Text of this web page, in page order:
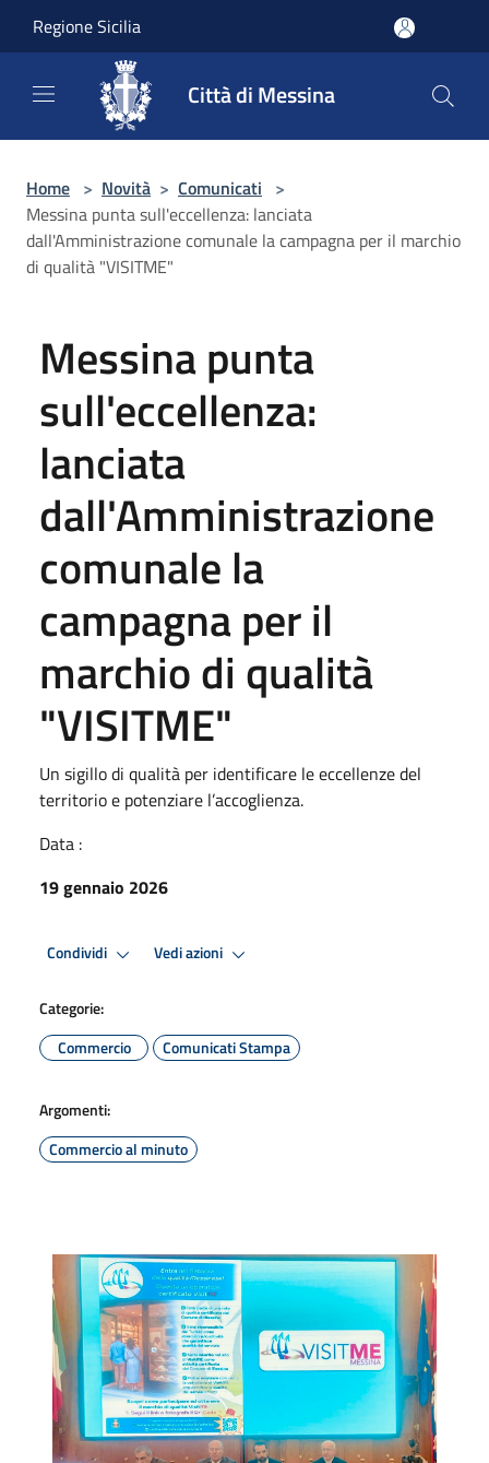
Regione Sicilia
Città di Messina
Home > Novità > Comunicati >
Messina punta sull'eccellenza: lanciata
dall'Amministrazione comunale la campagna per il marchio
di qualità "VISITME"
Messina punta
sull'eccellenza:
lanciata
dall'Amministrazione
comunale la
campagna per il
marchio di qualità
"VISITME"
Un sigillo di qualità per identificare le eccellenze del
territorio e potenziare l’accoglienza.
Data :
19 gennaio 2026
Condividi Vedi azioni
Categorie:
Commercio
Comunicati Stampa
Argomenti:
Commercio al minuto